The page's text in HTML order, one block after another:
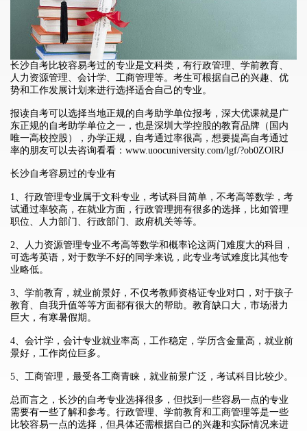
长沙自考比较容易考过的专业是文科类，有行政管理、学前教育、
人力资源管理、会计学、工商管理等。考生可根据自己的兴趣、优
势和工作发展计划来进行选择适合自己的专业。
报读自考可以选择当地正规的自考助学单位报考，深大优课就是广
东正规的自考助学单位之一，也是深圳大学控股的教育品牌（国内
唯一高校控股），办学正规，自考通过率很高，想要提高自考通过
率的朋友可以去咨询看看： www.uoocuniversity.com/lgf/?ob0ZOlRJ
长沙自考容易过的专业有
1、行政管理专业属于文科专业，考试科目简单，不考高等数学，考
试通过率较高，在就业方面，行政管理拥有很多的选择，比如管理
职位、人力部门、行政部门、政府机关等等。
2、人力资源管理专业不考高等数学和概率论这两门难度大的科目，
可选考英语，对于数学不好的同学来说，此专业考试难度比其他专
业略低。
3、学前教育，就业前景好，不仅考教师资格证专业对口，对于孩子
教育、自我升值等等方面都有很大的帮助。教育缺口大，市场潜力
巨大，有寒暑假期。
4、会计学，会计专业就业率高，工作稳定，学历含金量高，就业前
景好，工作岗位巨多。
5、工商管理，最受各工商青睐，就业前景广泛，考试科目比较少。
总而言之，长沙的自考专业选择很多，但找到一些容易一点的专业
需要有一些了解和参考。行政管理、学前教育和工商管理等是一些
比较容易一点的选择，但具体还需根据自己的兴趣和实际情况来进